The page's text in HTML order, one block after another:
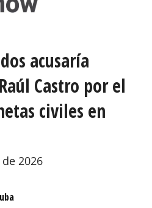
acusaría
Castro por el
civiles en
2026